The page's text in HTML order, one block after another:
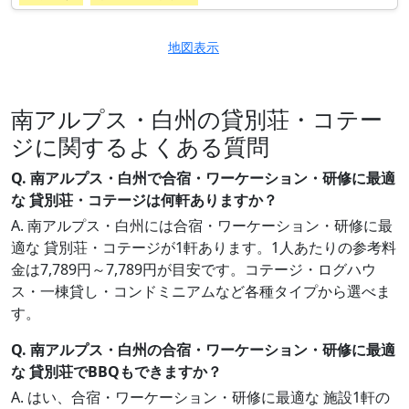
地図表示
南アルプス・白州の貸別荘・コテー
ジに関するよくある質問
Q. 南アルプス・白州で合宿・ワーケーション・研修に最適
な 貸別荘・コテージは何軒ありますか？
A. 南アルプス・白州には合宿・ワーケーション・研修に最
適な 貸別荘・コテージが1軒あります。1人あたりの参考料
金は7,789円～7,789円が目安です。コテージ・ログハウ
ス・一棟貸し・コンドミニアムなど各種タイプから選べま
す。
Q. 南アルプス・白州の合宿・ワーケーション・研修に最適
な 貸別荘でBBQもできますか？
A. はい、合宿・ワーケーション・研修に最適な 施設1軒の